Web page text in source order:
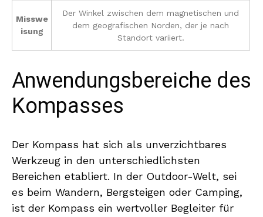
Misswe
isung
Der Winkel zwischen dem magnetischen und
dem geografischen Norden, der je nach
Standort variiert.
Anwendungsbereiche des
Kompasses
Der Kompass hat sich als unverzichtbares
Werkzeug in den unterschiedlichsten
Bereichen etabliert. In der Outdoor-Welt, sei
es beim Wandern, Bergsteigen oder Camping,
ist der Kompass ein wertvoller Begleiter für